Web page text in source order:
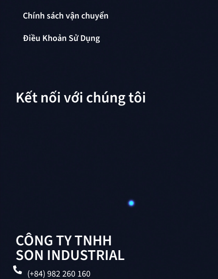
CÔNG TY TNHH
SON INDUSTRIAL
(+84) 982 260 160
Chính sách vận chuyển
Điều Khoản Sử Dụng
Kết nối với chúng tôi